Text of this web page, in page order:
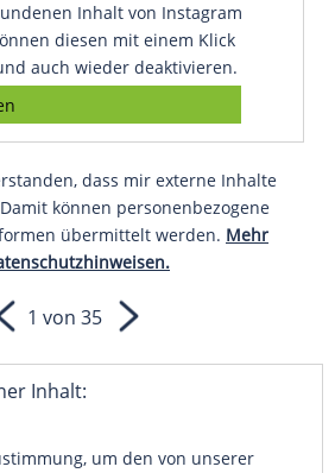
Inhalt von Instagram
diesen mit einem Klick
auch wieder deaktivieren.
dass mir externe Inhalte
können personenbezogene
übermittelt werden. Mehr
1 von 35
Inhalt:
um den von unserer